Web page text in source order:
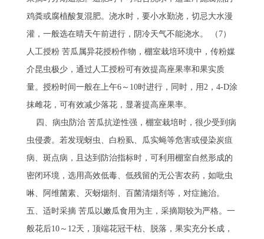
鸡粪或腐植酸复混肥。浇水时，要小水勤浇，切忌大水漫
灌，一般选在晴天午前进行，阴冷天气不能浇水。 （7）
人工授粉 苦瓜属异花授粉作物，棚室栽培环境中，传粉媒
介昆虫极少，通过人工授粉可有效提高座果率和果实质
量。授粉时间一般在上午6～10时进行，同时，用2，4-D涂
抹雌花，可有效减少落花，显著提高座果率。
四、病虫防治 苦瓜抗逆性强，棚室栽培时，很少受到病
虫侵袭。若发现蚜虫、白粉虱、瓜实蝇等危害或侵染炭疽
病、斑点病，且达到防治指标时，可利用棚室自然形成的
密闭环境，选用高效低毒、低残留的无公害农药，如吡虫
啉、阿维菌素、灭蚜烟剂、百菌清烟剂等，对症施治。
五、适时采摘 苦瓜以嫩瓜食用为主，采摘期较为严格。一
般花后10～12天，顶端花冠干枯、脱落，果实充分长成，